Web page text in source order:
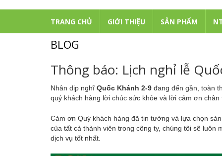
TRANG CHỦ GIỚI THIỆU SẢN PHẨM
BLOG
Thông báo: Lịch nghỉ lễ
Nhân dịp nghĩQuốc Khánh 2-9 đang đến gần, toàn
quý khách hàng lời chúc sức khỏe và lời cảm ơn chân
Cảm ơn Quý khách hàng đã tin tưởng và lựa chọn
của tất cả thành viên trong công ty, chúng tôi sẽ
dịch vụ tốt nhất.